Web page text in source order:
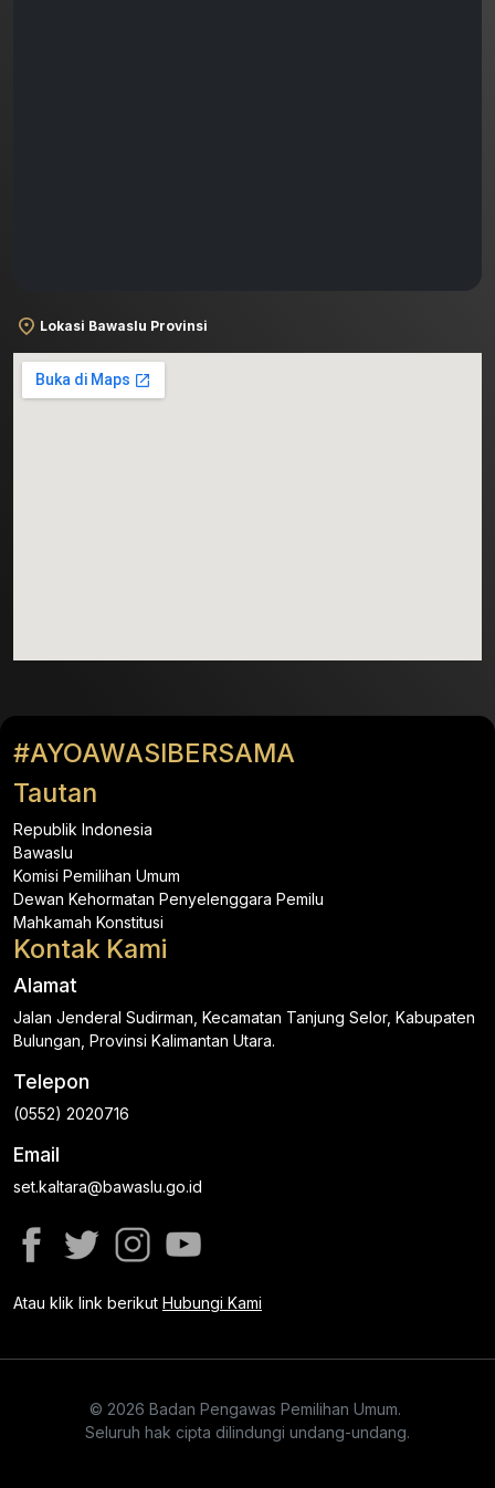
Lokasi Bawaslu Provinsi
#AYOAWASIBERSAMA
Tautan
Republik Indonesia
Bawaslu
Komisi Pemilihan Umum
Dewan Kehormatan Penyelenggara Pemilu
Mahkamah Konstitusi
Kontak Kami
Alamat
Jalan Jenderal Sudirman, Kecamatan Tanjung Selor, Kabupaten
Bulungan, Provinsi Kalimantan Utara.
Telepon
(0552) 2020716
Email
set.kaltara@bawaslu.go.id
Atau klik link berikut Hubungi Kami
© 2026 Badan Pengawas Pemilihan Umum.
Seluruh hak cipta dilindungi undang-undang.